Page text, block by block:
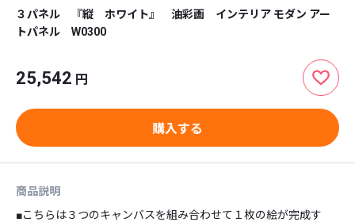
３パネル 『縦 ホワイト』 油彩画 インテリア モダン アー
トパネル W0300
25,542 円
購入する
商品説明
■こちらは３つのキャンバスを組み合わせて１枚の絵が完成す